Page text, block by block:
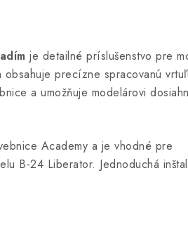
je detailné príslušenstvo pre
precízne spracovanú
a umožňuje modelárovi
Academy a je vhodné pre
B-24 Liberator. Jednoduchá